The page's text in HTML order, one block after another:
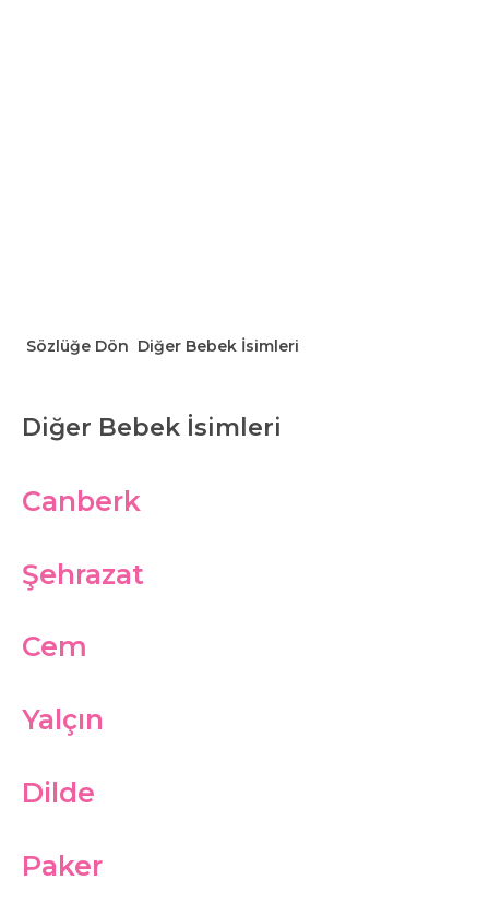
Sözlüğe Dön Diğer Bebek İsimleri
Diğer Bebek İsimleri
Canberk
Şehrazat
Cem
Yalçın
Dilde
Paker